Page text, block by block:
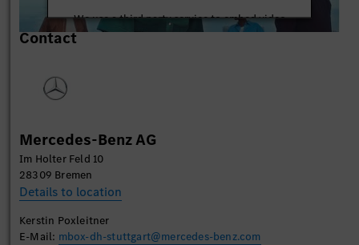
We use a third party service to embed video
content that may collect data about your activity.
Contact
Mercedes-Benz AG
Im Holter Feld 10
28309 Bremen
Details to location
Kerstin Poxleitner
E-Mail: mbox-dh-stuttgart@mercedes-benz.com